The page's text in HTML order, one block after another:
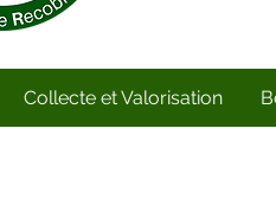
Collecte et Valorisation